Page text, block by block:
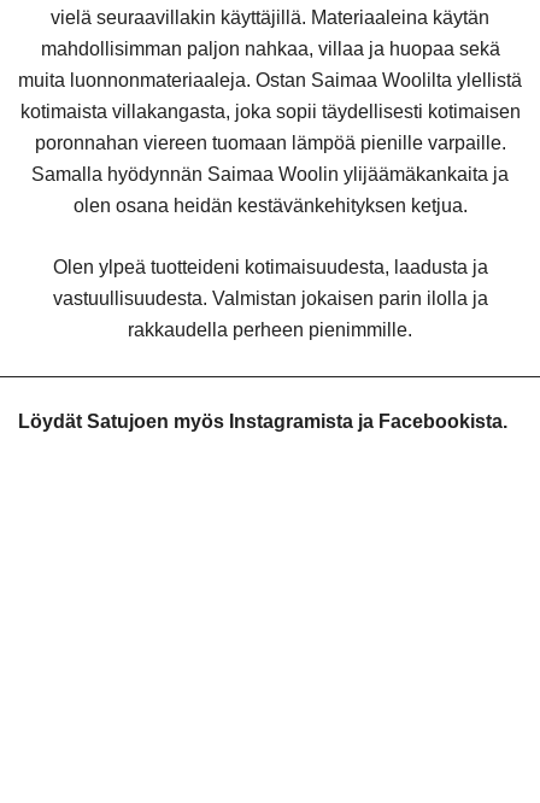
vielä seuraavillakin käyttäjillä. Materiaaleina käytän
mahdollisimman paljon nahkaa, villaa ja huopaa sekä
muita luonnonmateriaaleja. Ostan Saimaa Woolilta ylellistä
kotimaista villakangasta, joka sopii täydellisesti kotimaisen
poronnahan viereen tuomaan lämpöä pienille varpaille.
Samalla hyödynnän Saimaa Woolin ylijäämäkankaita ja
olen osana heidän kestävänkehityksen ketjua.
Olen ylpeä tuotteideni kotimaisuudesta, laadusta ja
vastuullisuudesta. Valmistan jokaisen parin ilolla ja
rakkaudella perheen pienimmille.
Löydät Satujoen myös Instagramista ja Facebookista.